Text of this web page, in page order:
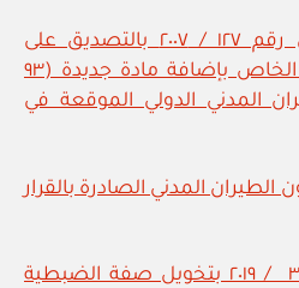
المرسوم السلطاني رقم ١٢٧ / ٢٠٠٧ بالتصديق على
بروتوكول مونتريال ١٩٤٧م الخاص بإضافة مادة جديدة (٩٣
المدني الدولي الموقعة في
الطيران المدني الصادرة بالقرار
القرار الوزاري رقم ٣٠٠ / ٢٠١٩ بتخويل صفة الضبطية